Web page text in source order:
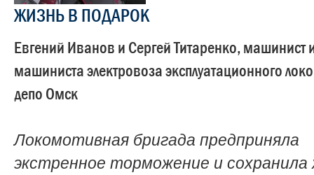
ЖИЗНЬ В ПОДАРОК
Евгений Иванов и Сергей Титаренко,
машиниста электровоза эксплуатационного
депо Омск
Локомотивная бригада предприняла
экстренное торможение и сохранила